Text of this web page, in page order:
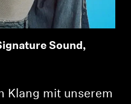
Sound,
Klang mit unserem